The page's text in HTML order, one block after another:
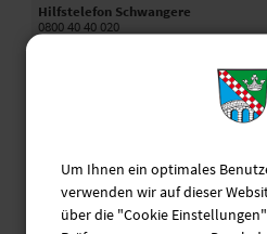
Hilfstelefon Schwangere
0800 40 40 020
Hilfetelefon "Gewalt gegen Frauen"
Krisendienst Psychiatrie
0800 655 3000
Behördennotruf
Um Ihnen ein optimales
verwenden wir auf dieser
über die "Cookie